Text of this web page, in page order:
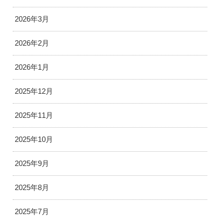
2026年3月
2026年2月
2026年1月
2025年12月
2025年11月
2025年10月
2025年9月
2025年8月
2025年7月